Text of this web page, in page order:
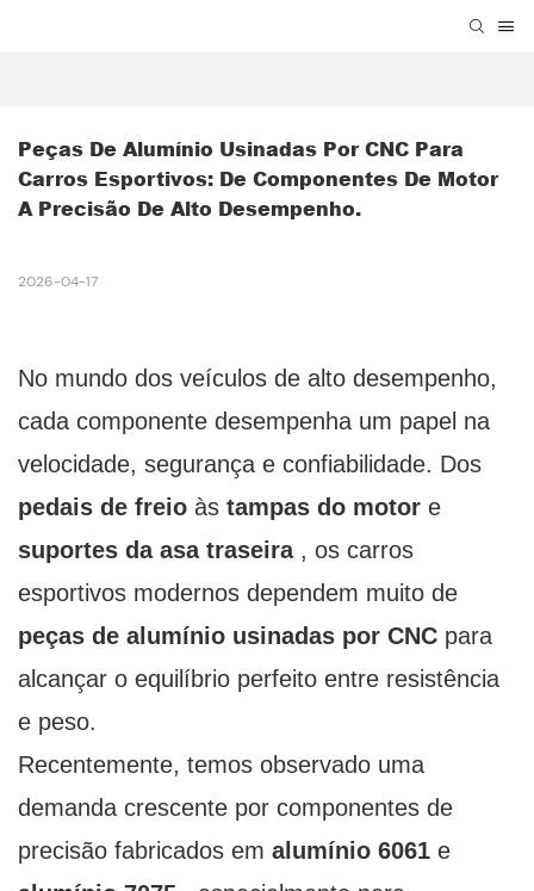
Peças De Alumínio Usinadas Por CNC Para
Carros Esportivos: De Componentes De Motor
A Precisão De Alto Desempenho.
2026-04-17
No mundo dos veículos de alto desempenho,
cada componente desempenha um papel na
velocidade, segurança e confiabilidade. Dos
pedais de freio às tampas do motor e
suportes da asa traseira, os carros
esportivos modernos dependem muito de
peças de alumínio usinadas por CNC para
alcançar o equilíbrio perfeito entre resistência
e peso.
Recentemente, temos observado uma
demanda crescente por componentes de
precisão fabricados em alumínio 6061 e